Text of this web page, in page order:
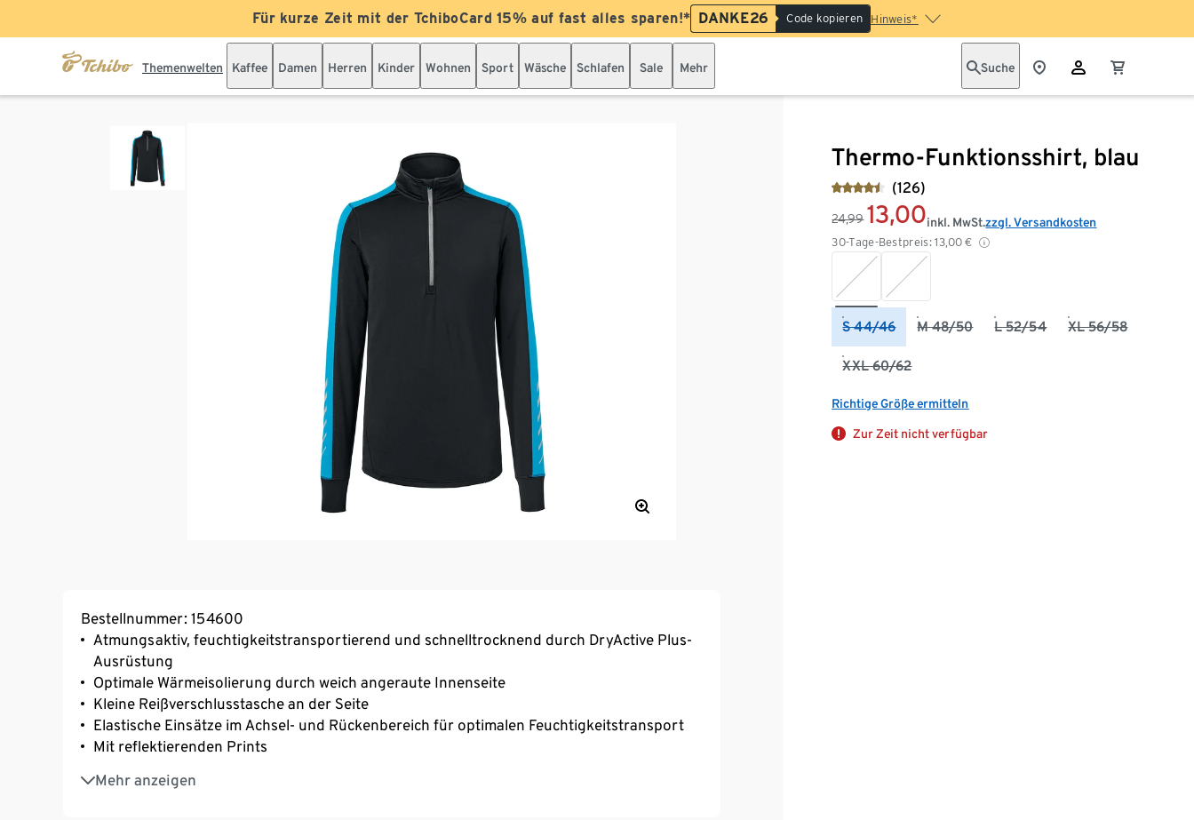
Für kurze Zeit mit der TchiboCard 15% auf fast alles sparen!* DANKE26 Code kopieren Hinweis*
Themenwelten Kaffee Damen Herren Kinder Wohnen Sport Wäsche Schlafen Sale Mehr Suche
Thermo-Funktionsshirt, blau
(126)
24,99 13,00
30-Tage-Bestpreis: 13,00 €
inkl. MwSt.zzgl. Versandkosten
S 44/46 M 48/50 L 52/54 XL 56/58
XXL 60/62
Richtige Größe ermitteln
Zur Zeit nicht verfügbar
Bestellnummer: 154600
Atmungsaktiv, feuchtigkeitstransportierend und schnelltrocknend durch DryActive Plus-
Ausrüstung
Optimale Wärmeisolierung durch weich angeraute Innenseite
Kleine Reißverschlusstasche an der Seite
Elastische Einsätze im Achsel- und Rückenbereich für optimalen Feuchtigkeitstransport
Mit reflektierenden Prints
Mehr anzeigen
Mit Elasthan: formbeständig, perfekter Sitz bei voller Bewegungsfreiheit
Stehkragen mit halblangem Reißverschluss und Kinnschutz